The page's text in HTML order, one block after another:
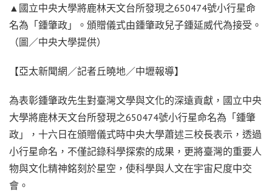
▲國立中央大學將鹿林天文台所發現之650474號小行星命
名為「鍾肇政」。頒贈儀式由鍾肇政兒子鍾延威代為接受。
（圖／中央大學提供）
【亞太新聞網／記者丘曉地／中壢報導】
為表彰鍾肇政先生對臺灣文學與文化的深遠貢獻，國立中央
大學將鹿林天文台所發現之650474號小行星命名為「鍾肇
政」，十六日在頒贈儀式時中央大學蕭述三校長表示，透過
小行星命名，不僅記錄科學探索的成果，更將臺灣的重要人
物與文化精神銘刻於星空，使科學與人文在宇宙尺度中交
會。